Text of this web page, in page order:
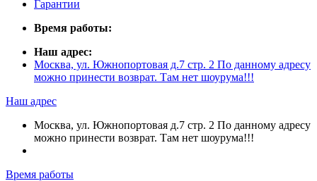
Гарантии
Время работы:
Наш адрес:
Москва, ул. Южнопортовая д.7 стр. 2 По данному адресу
можно принести возврат. Там нет шоурума!!!
Наш адрес
Москва, ул. Южнопортовая д.7 стр. 2 По данному адресу
можно принести возврат. Там нет шоурума!!!
Время работы